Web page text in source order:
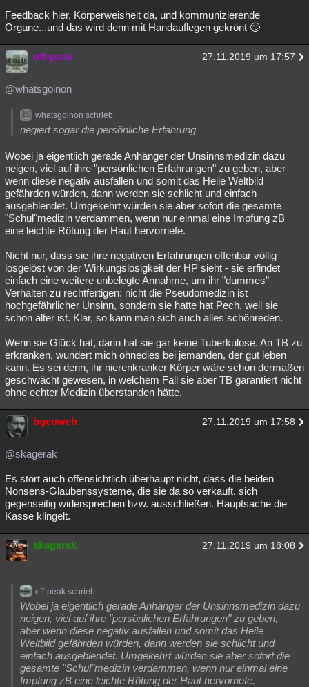
Feedback hier, Körperweisheit da, und kommunizierende
Organe...und das wird denn mit Handauflegen gekrönt 🙄
off-peak 27.11.2019 um 17:57
@whatsgoinon
whatsgoinon schrieb:
negiert sogar die persönliche Erfahrung
Wobei ja eigentlich gerade Anhänger der Unsinnsmedizin dazu
neigen, viel auf ihre "persönlichen Erfahrungen" zu geben, aber
wenn diese negativ ausfallen und somit das Heile Weltbild
gefährden würden, dann werden sie schlicht und einfach
ausgeblendet. Umgekehrt würden sie aber sofort die gesamte
"Schul"medizin verdammen, wenn nur einmal eine Impfung zB
eine leichte Rötung der Haut hervorriefe.
Nicht nur, dass sie ihre negativen Erfahrungen offenbar völlig
losgelöst von der Wirkungslosigkeit der HP sieht - sie erfindet
einfach eine weitere unbelegte Annahme, um ihr "dummes"
Verhalten zu rechtfertigen: nicht die Pseudomedizin ist
hochgefährlicher Unsinn, sondern sie hatte hat Pech, weil sie
schon älter ist. Klar, so kann man sich auch alles schönreden.
Wenn sie Glück hat, dann hat sie gar keine Tuberkulose. An TB zu
erkranken, wundert mich ohnedies bei jemanden, der gut leben
kann. Es sei denn, ihr nierenkranker Körper wäre schon dermaßen
geschwächt gewesen, in welchem Fall sie aber TB garantiert nicht
ohne echter Medizin überstanden hätte.
bgeoweh 27.11.2019 um 17:58
@skagerak
Es stört auch offensichtlich überhaupt nicht, dass die beiden
Nonsens-Glaubenssysteme, die sie da so verkauft, sich
gegenseitig widersprechen bzw. ausschließen. Hauptsache die
Kasse klingelt.
skagerak 27.11.2019 um 18:08
off-peak schrieb:
Wobei ja eigentlich gerade Anhänger der Unsinnsmedizin dazu
neigen, viel auf ihre "persönlichen Erfahrungen" zu geben,
aber wenn diese negativ ausfallen und somit das Heile
Weltbild gefährden würden, dann werden sie schlicht und
einfach ausgeblendet. Umgekehrt würden sie aber sofort die
gesamte "Schul"medizin verdammen, wenn nur einmal eine
Impfung zB eine leichte Rötung der Haut hervorriefe.